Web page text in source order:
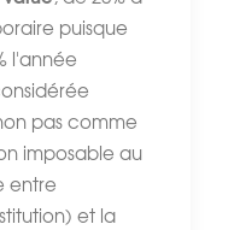
puisque
l'année
pas comme
imposable au
entre
et la